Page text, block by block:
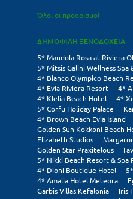
Όλοι οι προορισμοί
ΔΗΜΟΦΙΛΗ ΞΕΝΟΔΟΧΕΙΑ
5* Mandola Rosa at Riviera
5* Mitsis Galini Wellness Spa
4* Bianco Olympico Beach
4* Evia Riviera Resort
4*
4* Klelia Beach Hotel
4*
5* Corfu Holiday Palace
4* Brown Beach Evia Island
Golden Sun Kokkoni Beach
Elizabeth Studios
Golden Star Praxitelous
5* Nikki Beach Resort & Spa
4* Dioni Boutique Hotel
4* Amalia Hotel Meteora
Garbis Villas Kefalonia
Iris